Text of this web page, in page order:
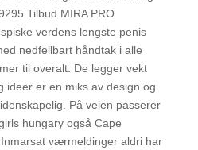
Tilbud MIRA PRO
verdens lengste penis
nedfellbart håndtak i alle
til overalt. De legger vekt
ideer er en miks av design og
På veien passerer
hungary også Cape
værmeldinger aldri har